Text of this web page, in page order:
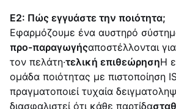
Ε2: Πώς εγγυάστε την ποιότητα;
Εφαρμόζουμε ένα αυστηρό
προ-παραγωγήςαποστέλλονται
τον πελάτη·τελική επιθεώρησηΗ
ομάδα ποιότητας με πιστοποίηση
πραγματοποιεί τυχαία
διασφαλιστεί ότι κάθε παρτίδα